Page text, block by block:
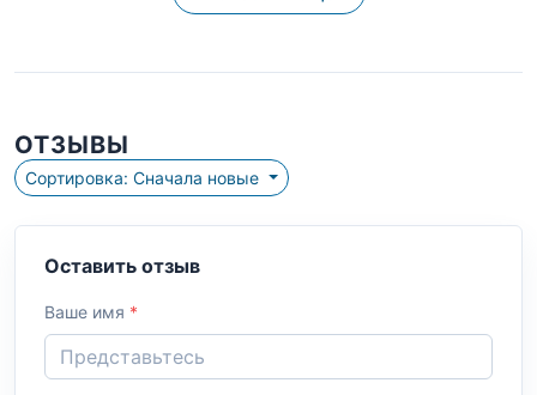
ОТЗЫВЫ
Сортировка: Сначала новые
Оставить отзыв
Ваше имя *